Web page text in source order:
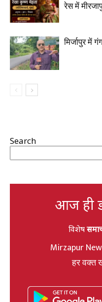
रेस में
मिर्जापुर में
Search
आज ही
विशेष
Mirzapur
हर वक्त